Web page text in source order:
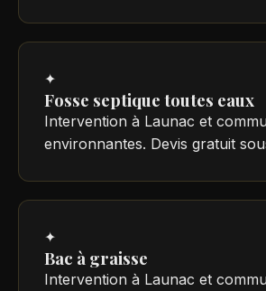
✦
Fosse septique toutes eaux
Intervention à Launac et
environnantes. Devis gratuit
✦
Bac à graisse
Intervention à Launac et